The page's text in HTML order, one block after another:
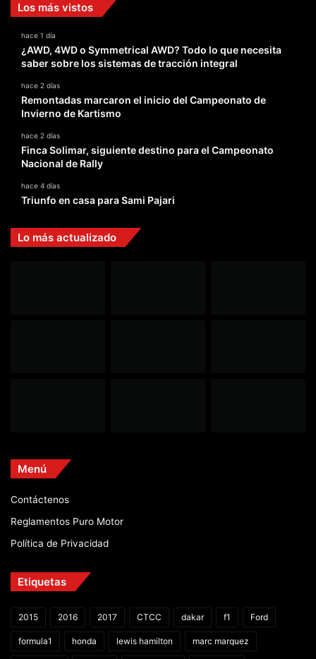
Los más vistos
hace 1 día
¿AWD, 4WD o Symmetrical AWD? Todo lo que necesita
saber sobre los sistemas de tracción integral
hace 2 días
Remontadas marcaron el inicio del Campeonato de
Invierno de Kartismo
hace 2 días
Finca Solimar, siguiente destino para el Campeonato
Nacional de Rally
hace 4 días
Triunfo en casa para Sami Pajari
Lo más actualizado
Menú
Contáctenos
Reglamentos Puro Motor
Política de Privacidad
Etiquetas
2015 2016 2017 CTCC dakar f1 Ford
formula1 honda lewis hamilton marc marquez